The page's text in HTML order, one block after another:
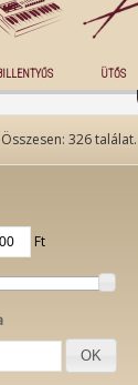
ÜTŐS
Összesen: 326találat.
Ft
OK